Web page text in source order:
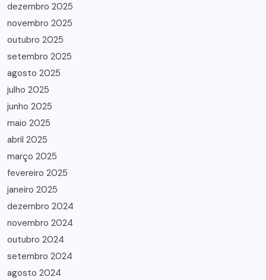
dezembro 2025
novembro 2025
outubro 2025
setembro 2025
agosto 2025
julho 2025
junho 2025
maio 2025
abril 2025
março 2025
fevereiro 2025
janeiro 2025
dezembro 2024
novembro 2024
outubro 2024
setembro 2024
agosto 2024